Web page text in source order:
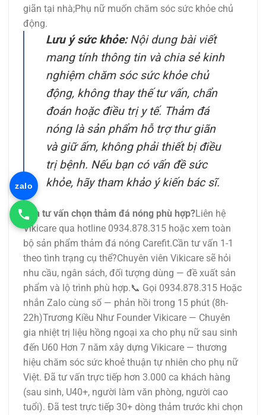
giãn tại nhà;Phụ nữ muốn chăm sóc sức khỏe chủ
động.
Lưu ý sức khỏe:Nội dung bài viết
mang tính thông tin và chia sẻ kinh
nghiệm chăm sóc sức khỏe chủ
động, không thay thế tư vấn, chẩn
đoán hoặc điều trị y tế. Thảm đá
nóng là sản phẩm hỗ trợ thư giãn
và giữ ấm, không phải thiết bị điều
trị bệnh. Nếu bạn có vấn đề sức
khỏe, hãy tham khảo ý kiến bác sĩ.
Cần tư vấn chọn thảm đá nóng phù hợp?Liên hệ
Vikicare qua hotline 0934.878.315 hoặc xem toàn
bộ sản phẩm thảm đá nóng Carefit.Cần tư vấn 1-1
theo tình trạng cụ thể?Chuyên viên Vikicare sẽ hỏi
nhu cầu, ngân sách, đối tượng dùng — đề xuất sản
phẩm và lộ trình phù hợp.📞 Gọi 0934.878.315 Hoặc
nhắn Zalo cùng số — phản hồi trong 15 phút (8h-
22h)Trương Kiều Như Founder Vikicare — Chuyên
gia nhiệt trị liệu hồng ngoại xa cho phụ nữ sau sinh
đến U60 Hơn 7 năm xây dựng Vikicare — thương
hiệu chăm sóc sức khoẻ thuận tự nhiên cho phụ nữ
Việt. Đã tư vấn trực tiếp hơn 3.000 ca khách hàng
(sau sinh, U40+, người làm văn phòng, người cao
tuổi). Đã test trực tiếp 30+ dòng thảm trước khi chọn
zalo